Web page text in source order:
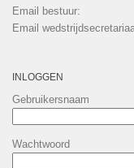
Email bestuur:
Email
INLOGGEN
Gebruikersnaam
Wachtwoord